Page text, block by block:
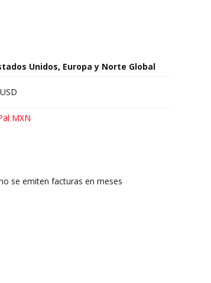
Unidos, Europa y Norte Global
MXN
se emiten facturas en meses